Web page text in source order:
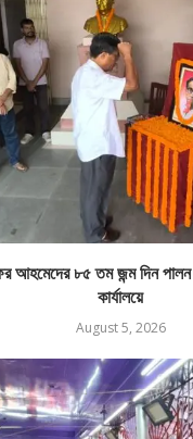
আহমেদের ৮৫ তম জন্ম দিন
কার্যালয়ে
August 5, 2026